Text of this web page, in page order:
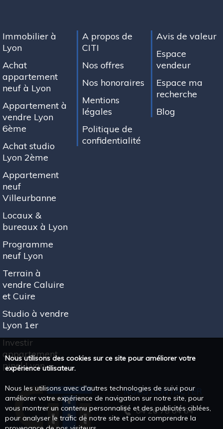
Immobilier à
Lyon
Achat
appartement
neuf à Lyon
Appartement à
vendre Lyon
6ème
Achat studio
Lyon 2ème
Appartement
neuf
Villeurbanne
Locaux &
bureaux à Lyon
Programme
neuf Lyon
Terrain à
vendre Caluire
et Cuire
Studio à vendre
Lyon 1er
Investir
appartement
pinel Lyon
A propos de
CITI
Nos offres
Nos honoraires
Mentions
légales
Politique de
confidentialité
Avis de valeur
Espace
vendeur
Espace ma
recherche
Blog
NOUS CONTACTER
04 26 78 64 64
Nous utilisons des cookies sur ce site pour améliorer votre
expérience utilisateur.
Nous les utilisons avec d'autres technologies de suivi pour
améliorer votre expérience de navigation sur notre site, pour
vous montrer un contenu personnalisé et des publicités ciblées,
pour analyser le trafic de notre site et pour comprendre la